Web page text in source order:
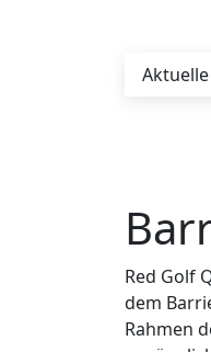
Aktuelle
Red Golf
dem
Rahmen